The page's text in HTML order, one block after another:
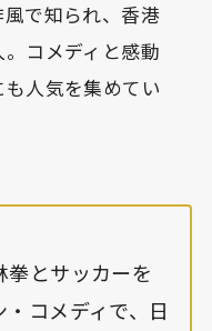
で知られ、香港
コメディと感動
人気を集めてい
拳とサッカーを
コメディで、日